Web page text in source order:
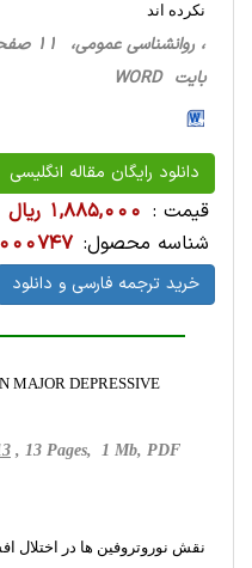
نکرده اند
بایت WORD
دانلود رایگان مقاله انگلیسی
قیمت : 1,885,000 ریال
شناسه محصول:
خرید ترجمه فارسی و دانلود
MAJOR DEPRESSIVE
, 13 Pages, 1 Mb, PDF
نقش نوروتروفین ها در